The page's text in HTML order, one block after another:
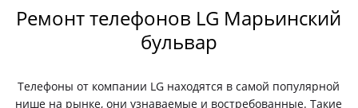
Ремонт телефонов LG Марьинский
бульвар
Телефоны от компании LG находятся в самой популярной
нише на рынке, они узнаваемые и востребованные. Такие